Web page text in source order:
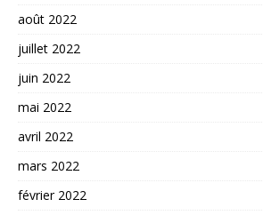
août 2022
juillet 2022
juin 2022
mai 2022
avril 2022
mars 2022
février 2022